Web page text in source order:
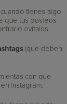
tienes algo
que tus posteos
evítalos.
(que deben
con que
Instagram.